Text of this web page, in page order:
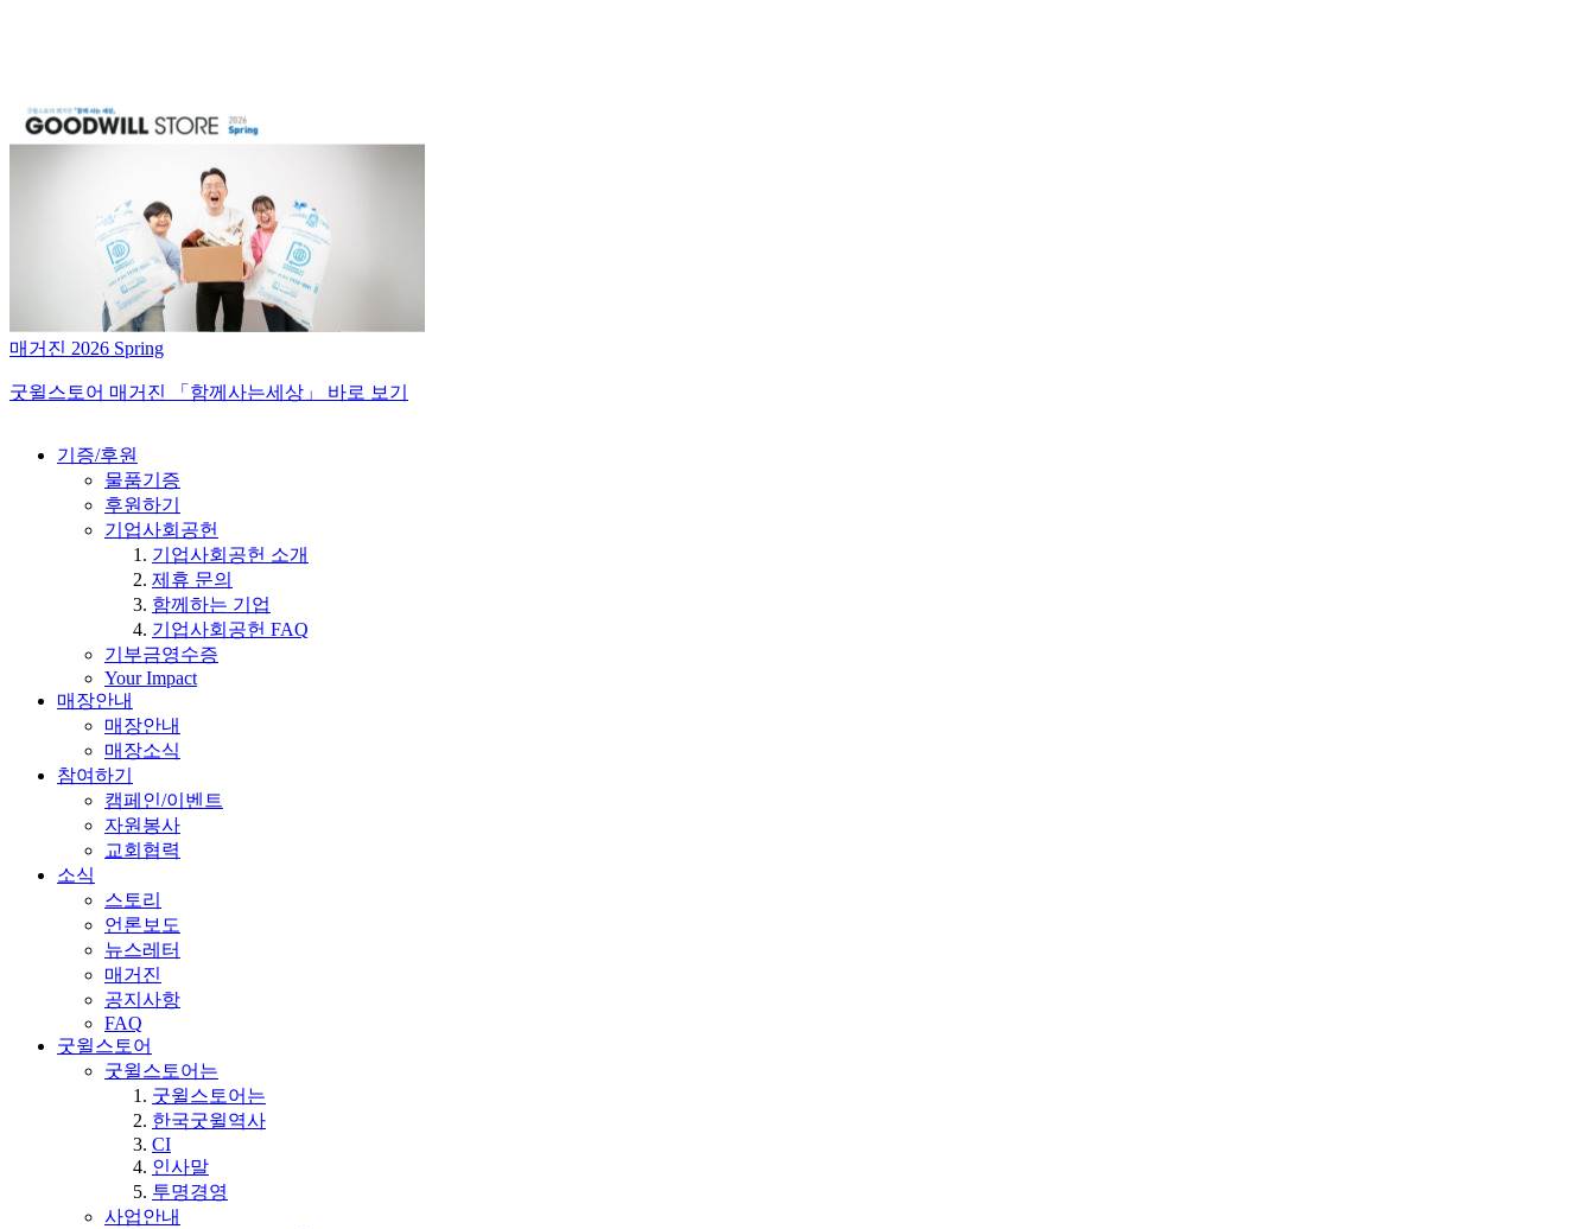
매거진 2026 Spring
굿윌스토어 매거진 「함께사는세상」 바로 보기
기증/후원
물품기증
후원하기
기업사회공헌
기업사회공헌 소개
제휴 문의
함께하는 기업
기업사회공헌 FAQ
기부금영수증
Your Impact
매장안내
매장안내
매장소식
참여하기
캠페인/이벤트
자원봉사
교회협력
소식
스토리
언론보도
뉴스레터
매거진
공지사항
FAQ
굿윌스토어
굿윌스토어는
굿윌스토어는
한국굿윌역사
CI
인사말
투명경영
사업안내